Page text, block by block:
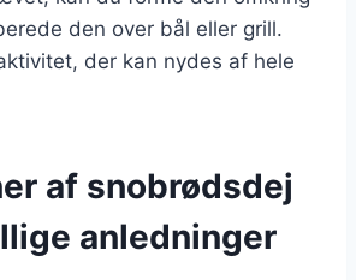
den over bål eller grill.
der kan nydes af hele
af snobrødsdej
anledninger